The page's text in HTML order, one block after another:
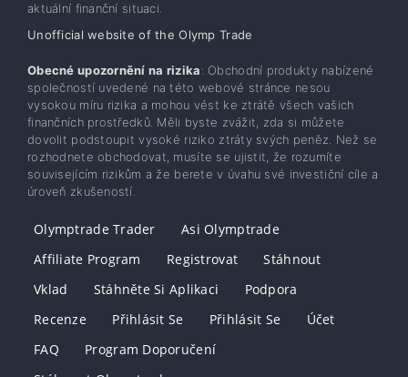
aktuální finanční situaci.
Unofficial website of the Olymp Trade
Obecné upozornění na rizika: Obchodní produkty nabízené
společností uvedené na této webové stránce nesou
vysokou míru rizika a mohou vést ke ztrátě všech vašich
finančních prostředků. Měli byste zvážit, zda si můžete
dovolit podstoupit vysoké riziko ztráty svých peněz. Než se
rozhodnete obchodovat, musíte se ujistit, že rozumíte
souvisejícím rizikům a že berete v úvahu své investiční cíle a
úroveň zkušeností.
Olymptrade Trader
Asi Olymptrade
Affiliate Program
Registrovat
Stáhnout
Vklad
Stáhněte Si Aplikaci
Podpora
Recenze
Přihlásit Se Přihlásit Se
Účet
FAQ
Program Doporučení